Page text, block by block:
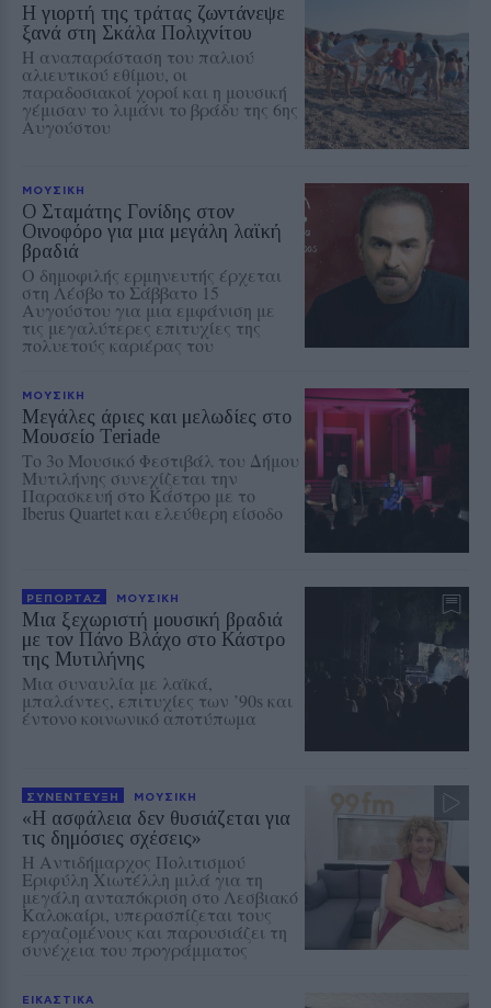
Η γιορτή της τράτας ζωντάνεψε
ξανά στη Σκάλα Πολιχνίτου
Η αναπαράσταση του παλιού
αλιευτικού εθίμου, οι
παραδοσιακοί χοροί και η μουσική
γέμισαν το λιμάνι το βράδυ της 6ης
Αυγούστου
ΜΟΥΣΙΚΗ
Ο Σταμάτης Γονίδης στον
Οινοφόρο για μια μεγάλη λαϊκή
βραδιά
Ο δημοφιλής ερμηνευτής έρχεται
στη Λέσβο το Σάββατο 15
Αυγούστου για μια εμφάνιση με
τις μεγαλύτερες επιτυχίες της
πολυετούς καριέρας του
ΜΟΥΣΙΚΗ
Μεγάλες άριες και μελωδίες στο
Μουσείο Teriade
Το 3ο Μουσικό Φεστιβάλ του Δήμου
Μυτιλήνης συνεχίζεται την
Παρασκευή στο Κάστρο με το
Iberus Quartet και ελεύθερη είσοδο
ΡΕΠΟΡΤΑΖ ΜΟΥΣΙΚΗ
Μια ξεχωριστή μουσική βραδιά
με τον Πάνο Βλάχο στο Κάστρο
της Μυτιλήνης
Μια συναυλία με λαϊκά,
μπαλάντες, επιτυχίες των ’90s και
έντονο κοινωνικό αποτύπωμα
ΣΥΝΕΝΤΕΥΞΗ ΜΟΥΣΙΚΗ
«Η ασφάλεια δεν θυσιάζεται για
τις δημόσιες σχέσεις»
Η Αντιδήμαρχος Πολιτισμού
Εριφύλη Χιωτέλλη μιλά για τη
μεγάλη ανταπόκριση στο Λεσβιακό
Καλοκαίρι, υπερασπίζεται τους
εργαζομένους και παρουσιάζει τη
συνέχεια του προγράμματος
ΕΙΚΑΣΤΙΚΑ